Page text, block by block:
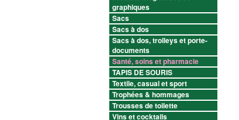
graphiques
Sacs
Sacs à dos
Sacs à dos, trolleys et porte-
documents
Santé, soins et pharmacie
TAPIS DE SOURIS
Textile, casual et sport
Trophées & hommages
Trousses de toilette
Vins et cocktails